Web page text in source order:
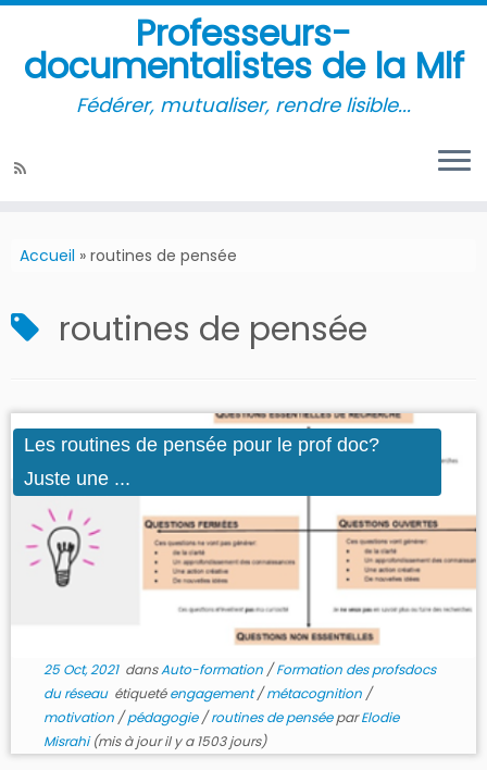
Professeurs-
documentalistes de la Mlf
Fédérer, mutualiser, rendre lisible...
Accueil » routines de pensée
routines de pensée
Les routines de pensée pour le prof doc?
Juste une ...
25 Oct, 2021dansAuto-formation /Formation des profsdocs
du réseau étiquetéengagement/métacognition /
motivation /pédagogie/routines de penséeparElodie
Misrahi(mis à jour il y a 1503 jours)